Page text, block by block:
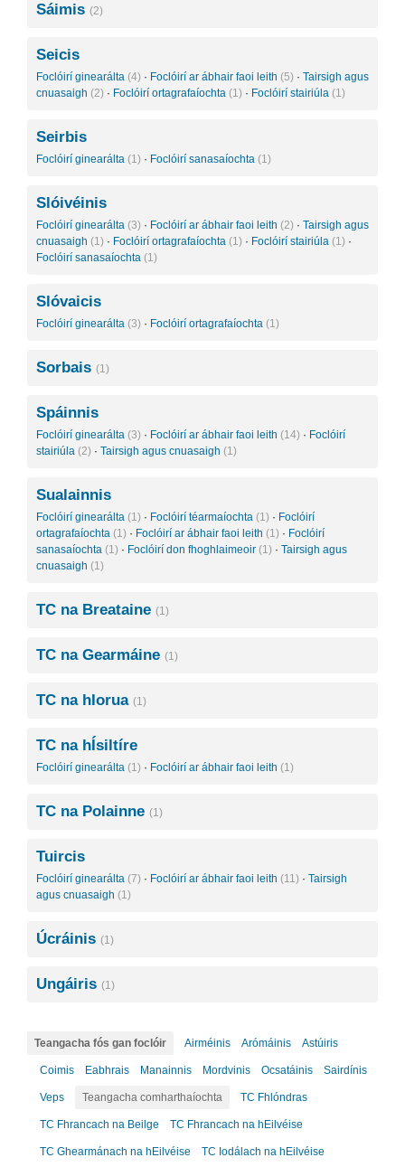
Sáimis (2)
Seicis
Foclóirí ginearálta (4) · Foclóirí ar ábhair faoi leith (5) · Tairsigh agus
cnuasaigh (2) · Foclóirí ortagrafaíochta (1) · Foclóirí stairiúla (1)
Seirbis
Foclóirí ginearálta (1) · Foclóirí sanasaíochta (1)
Slóivéinis
Foclóirí ginearálta (3) · Foclóirí ar ábhair faoi leith (2) · Tairsigh agus
cnuasaigh (1) · Foclóirí ortagrafaíochta (1) · Foclóirí stairiúla (1) ·
Foclóirí sanasaíochta (1)
Slóvaicis
Foclóirí ginearálta (3) · Foclóirí ortagrafaíochta (1)
Sorbais (1)
Spáinnis
Foclóirí ginearálta (3) · Foclóirí ar ábhair faoi leith (14) · Foclóirí
stairiúla (2) · Tairsigh agus cnuasaigh (1)
Sualainnis
Foclóirí ginearálta (1) · Foclóirí téarmaíochta (1) · Foclóirí
ortagrafaíochta (1) · Foclóirí ar ábhair faoi leith (1) · Foclóirí
sanasaíochta (1) · Foclóirí don fhoghlaimeoir (1) · Tairsigh agus
cnuasaigh (1)
TC na Breataine (1)
TC na Gearmáine (1)
TC na hIorua (1)
TC na hÍsiltíre
Foclóirí ginearálta (1) · Foclóirí ar ábhair faoi leith (1)
TC na Polainne (1)
Tuircis
Foclóirí ginearálta (7) · Foclóirí ar ábhair faoi leith (11) · Tairsigh
agus cnuasaigh (1)
Úcráinis (1)
Ungáiris (1)
Teangacha fós gan foclóir Airméinis Arómáinis Astúiris
Coimis Eabhrais Manainnis Mordvinis Ocsatáinis Sairdínis
Veps Teangacha comharthaíochta TC Fhlóndras
TC Fhrancach na Beilge TC Fhrancach na hEilvéise
TC Ghearmánach na hEilvéise TC Iodálach na hEilvéise